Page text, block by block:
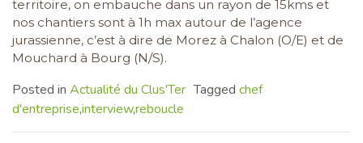
territoire, on embauche dans un rayon de 15kms et
nos chantiers sont à 1h max autour de l’agence
jurassienne, c’est à dire de Morez à Chalon (O/E) et de
Mouchard à Bourg (N/S).
Posted in Actualité du Clus'Ter Tagged chef
d'entreprise,interview,reboucle